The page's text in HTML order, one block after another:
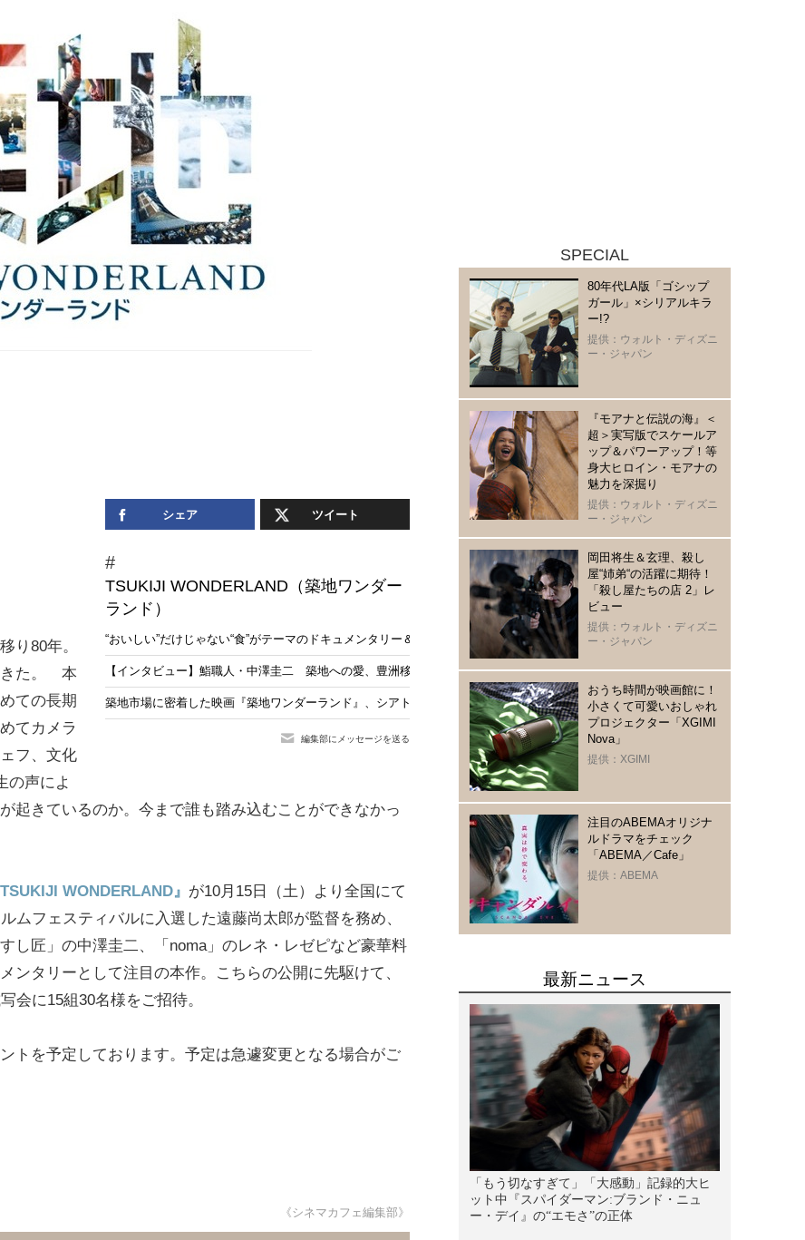
シェア ツイート
TSUKIJI WONDERLAND（築地ワンダー
ランド）
“おいしい”だけじゃない“食”がテーマのドキュメンタリー＆リアリティ番組
【インタビュー】鮨職人・中澤圭二 築地への愛、豊洲移転の不安を語る「築地がどれだけすごかったか」
築地市場に密着した映画『築地ワンダーランド』、シアトル国際映画祭で上映！ 「感動した」
編集部にメッセージを送る
り80年。
きた。 本
ての長期
てカメラ
フ、文化
の声によ
起きているのか。今まで誰も踏み込むことができなかっ
TSUKIJI WONDERLAND』 が10月15日（土）より全国にて
ムフェスティバルに入選した遠藤尚太郎が監督を務め、
し匠」の中澤圭二、「noma」のレネ・レゼピなど豪華料
タリーとして注目の本作。こちらの公開に先駆けて、
会に15組30名様をご招待。
トを予定しております。予定は急遽変更となる場合がご
《シネマカフェ編集部》
SPECIAL
80年代LA版「ゴシップ
ガール」×シリアルキラ
ー!?
提供：ウォルト・ディズニ
ー・ジャパン
『モアナと伝説の海』＜
超＞実写版でスケールア
ップ＆パワーアップ！等
身大ヒロイン・モアナの
魅力を深掘り
提供：ウォルト・ディズニ
ー・ジャパン
岡田将生＆玄理、殺し
屋“姉弟“の活躍に期待！
「殺し屋たちの店 2」レ
ビュー
提供：ウォルト・ディズニ
ー・ジャパン
おうち時間が映画館に！
小さくて可愛いおしゃれ
プロジェクター「XGIMI
Nova」
提供：XGIMI
注目のABEMAオリジナ
ルドラマをチェック
「ABEMA／Cafe」
提供：ABEMA